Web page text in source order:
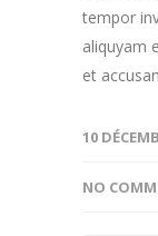
tempor
aliquyam
et
10
NO